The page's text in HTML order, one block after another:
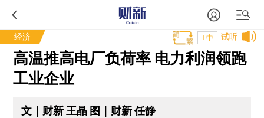
经济 试听
T中
高温推高电厂负荷率 电力利润领跑
工业企业
文｜财新 王晶 图｜财新 任静